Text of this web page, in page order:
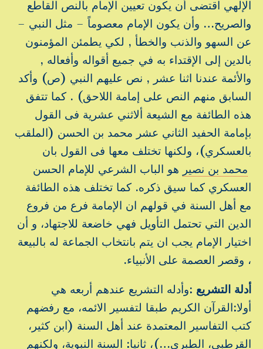
الإلهي اقتضى أن يكون تعيين الإمام بالنص القاطع
والصريح… وأن يكون الإمام معصوماً – مثل النبي –
عن السهو والذنب والخطأ , لكي يطمئن المؤمنون
بالدين إلى الإقتداء به في جميع أقواله وأفعاله ,
والأئمة عندنا اثنا عشر , نص عليهم النبي (ص) وأكد
السابق منهم النص على إمامة اللاحق) . كما تتفق
هذه الطائفة مع الشيعة ألاثني عشرية فى القول
بإمامة الحفيد الثاني عشر محمد بن الحسن (الملقب
بالعسكري)، ولكنها تختلف معها فى القول بان
محمد بن نصير هو الباب الشرعي للإمام الحسن
العسكري كما سيق ذكره. كما تختلف هذه الطائفة
مع أهل السنة في قولهم ان الإمامة فرع من فروع
الدين التي تحتمل التأويل فهي خاضعة للاجتهاد، و أن
اختيار الإمام يجب ان يتم بانتخاب الجماعة له بالبيعة
، وقصر العصمة على الأنبياء.
أدلة التشريع :وأدله التشريع عندهم أربعه هي
أولا:القرآن الكريم طبقا لتفسير الائمه، مع رفضهم
كتب التفاسير المعتمدة عند أهل السنة (ابن كثير،
القرطبي، الطبري…)، ثانيا: السنة النبوية، ولكنهم